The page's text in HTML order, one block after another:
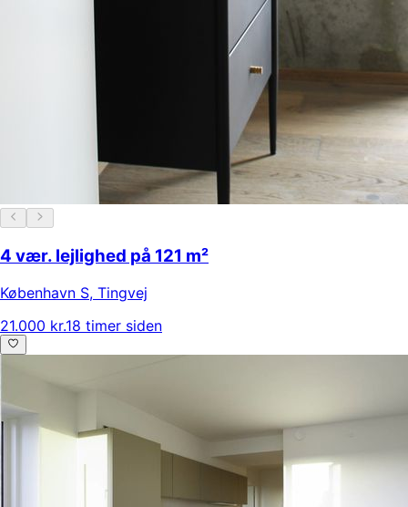
4 vær. lejlighed på 121 m²
København S, Tingvej
21.000 kr.18 timer siden